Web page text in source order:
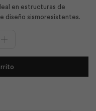
en estructuras de
diseño sismoresistentes.